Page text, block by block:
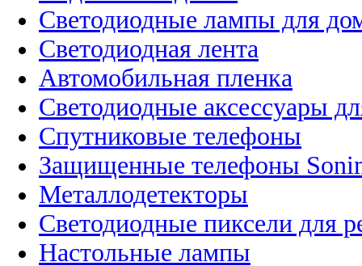
Светодиодные лампы для
Светодиодная лента
Автомобильная пленка
Светодиодные аксессуары
Спутниковые телефоны
Защищенные телефоны
Металлодетекторы
Светодиодные пиксели для
Настольные лампы